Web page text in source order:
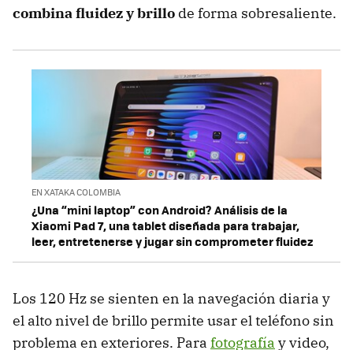
combina fluidez y brillo de forma sobresaliente.
EN XATAKA COLOMBIA
¿Una “mini laptop” con Android? Análisis de la
Xiaomi Pad 7, una tablet diseñada para trabajar,
leer, entretenerse y jugar sin comprometer fluidez
Los 120 Hz se sienten en la navegación diaria y
el alto nivel de brillo permite usar el teléfono sin
problema en exteriores. Para fotografía y video,